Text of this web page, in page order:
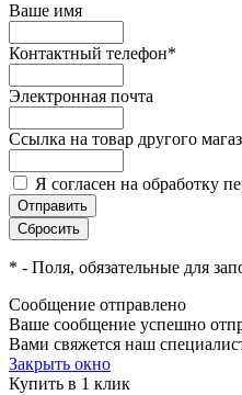
Ваше имя
Контактный телефон*
Электронная почта
Ссылка на товар другого
Я согласен на обработку
* - Поля, обязательные для
Сообщение отправлено
Ваше сообщение успешно
Вами свяжется наш
Закрыть окно
Купить в 1 клик